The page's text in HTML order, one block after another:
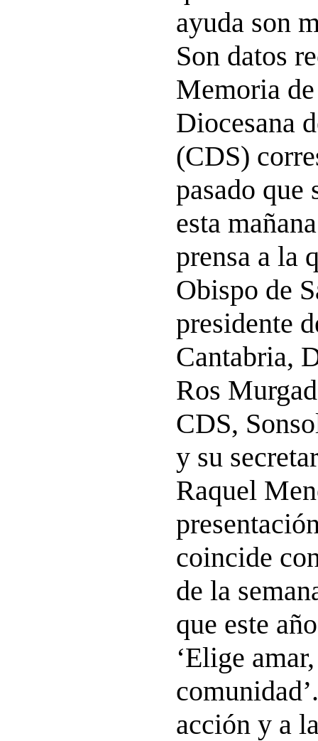
ayuda son
Son datos
Memoria
Diocesana
(CDS)
pasado que
esta
prensa a la
Obispo de
presidente
Cantabria,
Ros
CDS,
y su
Raquel
coincide
de la
que este
‘Elige
acción y a